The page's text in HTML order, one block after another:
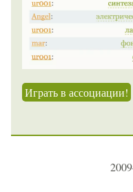
Играть в ассоциации!